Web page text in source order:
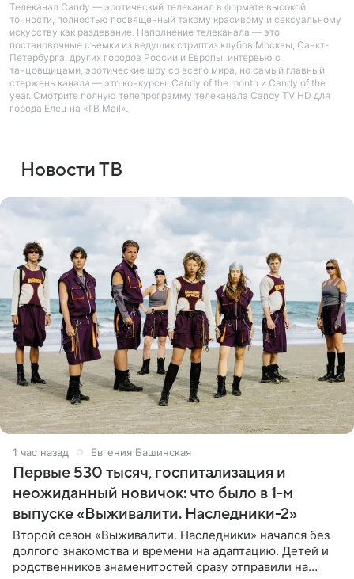
Телеканал Candy — эротический телеканал в формате высокой
точности, полностью посвященный такому красивому и сексуальному
искусству как раздевание. Наполнение телеканала — это
постановочные съемки из ведущих стриптиз клубов Москвы, Санкт-
Петербурга, других городов России и Европы, интервью с
танцовщицами, эротические шоу со всего мира, но самый главный
стержень канала — это конкурсы: Candy of the month и Candy of the
year. Смотрите полную телепрограмму телеканала Candy TV HD для
города Елец на «ТВ Mail».
Новости ТВ
1 час назад Евгения Башинская
Первые 530 тысяч, госпитализация и
неожиданный новичок: что было в 1-м
выпуске «Выживалити. Наследники-2»
Второй сезон «Выживалити. Наследники» начался без
долгого знакомства и времени на адаптацию. Детей и
родственников знаменитостей сразу отправили на